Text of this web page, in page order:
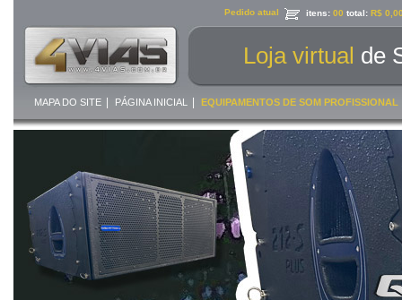
Pedido atual itens: 00 total: R$
Loja virtual de
MAPA DO SITE PÁGINA INICIAL EQUIPAMENTOS DE SOM PROFISSIONAL